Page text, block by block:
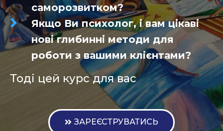
саморозвитком?
Якщо Ви психолог, і вам цікаві
нові глибинні методи для
роботи з вашими клієнтами?
Тоді цей курс для вас
ЗАРЕЄСТРУВАТИСЬ